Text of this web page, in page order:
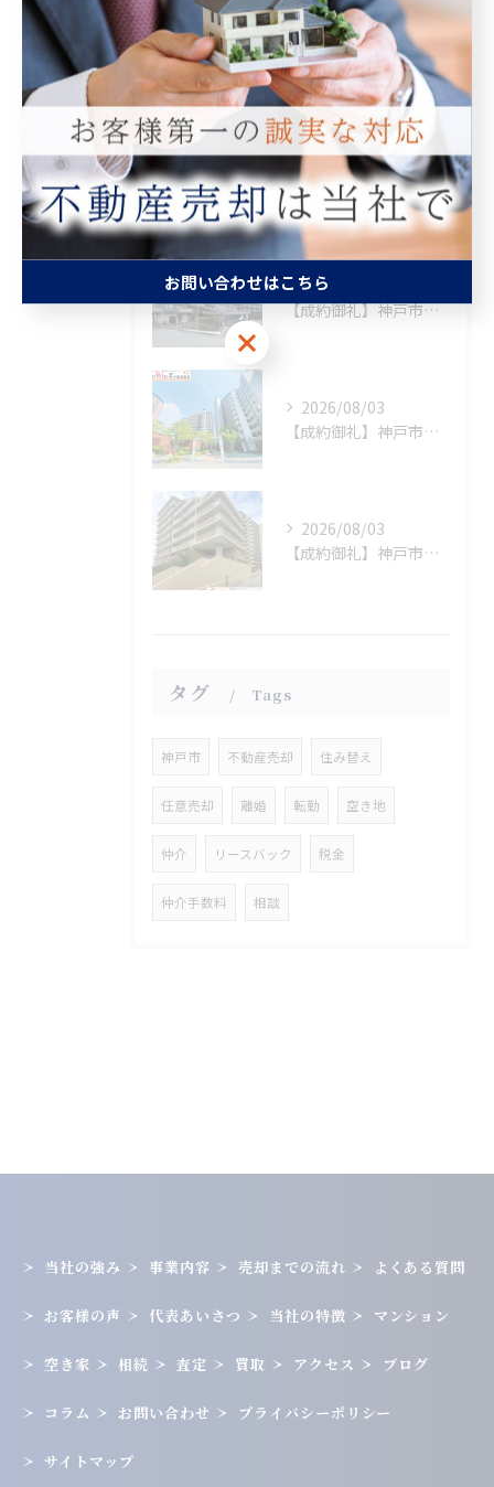
相続
査定
買取
最近の投稿 Recent Posts
2026/08/06
【成約御礼】神戸市須磨区
2026/08/03
【成約御礼】神戸市西区
2026/08/03
【成約御礼】神戸市垂水区
タグ Tags
神戸市 不動産売却 住み替え
任意売却 離婚 転勤 空き地
仲介 リースバック 税金
仲介手数料 相談
当社の強み 事業内容 売却までの流れ よくある質問
お客様の声 代表あいさつ 当社の特徴 マンション
空き家 相続 査定 買取 アクセス ブログ
コラム お問い合わせ プライバシーポリシー
サイトマップ
お問い合わせはこちら
お問い合わせはこちら